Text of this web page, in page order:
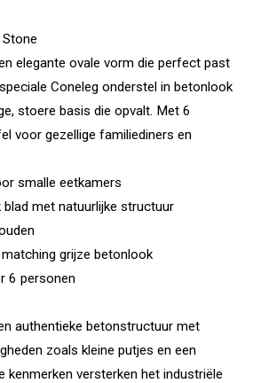
elegante ovale vorm die perfect past
Coneleg onderstel in betonlook
stoere basis die opvalt. Met 6
voor gezellige familiediners en
smalle eetkamers
met natuurlijke structuur
grijze betonlook
6 personen
authentieke betonstructuur met
zoals kleine putjes en een
kenmerken versterken het industriële